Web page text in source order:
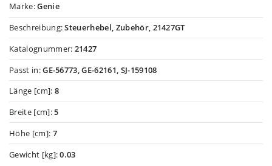
Marke:Genie
Beschreibung:Steuerhebel, Zubehör, 21427GT
Katalognummer: 21427
Passt in:GE-56773, GE-62161, SJ-159108
Länge [cm]: 8
Breite [cm]:5
Höhe [cm]: 7
Gewicht [kg]:0.03